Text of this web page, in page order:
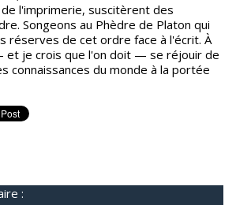
l'imprimerie, suscitèrent des
Songeons au Phèdre de Platon qui
réserves de cet ordre face à l'écrit. À
et je crois que l'on doit — se réjouir de
connaissances du monde à la portée
: